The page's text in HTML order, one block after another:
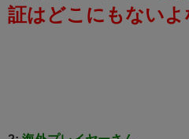
証はどこにもないよ